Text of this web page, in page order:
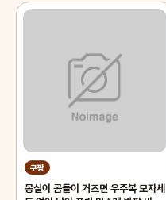
쿠팡
몽실이 곰돌이 거즈면 우주복 모자세